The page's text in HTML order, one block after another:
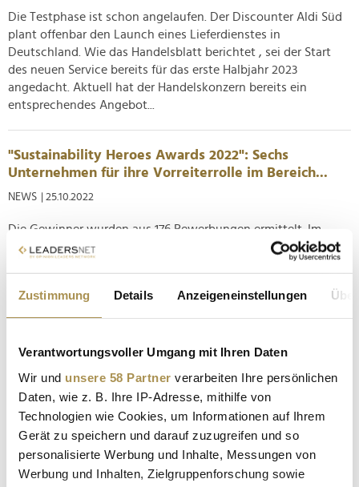
Zustimmung Details Anzeigeneinstellungen
Verantwortungsvoller Umgang mit Ihren Daten
Wir und unsere 58 Partner verarbeiten Ihre persönlichen
Daten, wie z. B. Ihre IP-Adresse, mithilfe von
Technologien wie Cookies, um Informationen auf Ihrem
Gerät zu speichern und darauf zuzugreifen und so
personalisierte Werbung und Inhalte, Messungen von
Werbung und Inhalten, Zielgruppenforschung sowie
Die Testphase ist schon angelaufen. Der Discounter Aldi Süd
plant offenbar den Launch eines Lieferdienstes in
Deutschland. Wie das Handelsblatt berichtet , sei der Start
des neuen Service bereits für das erste Halbjahr 2023
angedacht. Aktuell hat der Handelskonzern bereits ein
entsprechendes Angebot...
"Sustainability Heroes Awards 2022": Sechs
Unternehmen für ihre Vorreiterrolle im Bereich...
NEWS | 25.10.2022
Die Gewinner wurden aus 176 Bewerbungen ermittelt. Im
Rahmen der "Sustainability Heroes Konferenz" haben die
Unternehmen mit den "Sustainability Heroes Awards"
ausgezeichnet. Insgesamt wurden in...
NEWS | 16.10.2022
Die besten Chief Information Officer kommen von Otto, Aldi,
BVG, DB Cargo, Westfalen AG, Mercer International, LVM und
von vier Universitätskliniken aus Baden-Württemberg. Die
Top-Entscheider:innen der deutschsprachigen IT-Community